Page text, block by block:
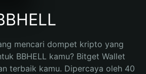
mencari dompet kripto yang
BBHELL kamu? Bitget Wallet
terbaik kamu. Dipercaya oleh 40